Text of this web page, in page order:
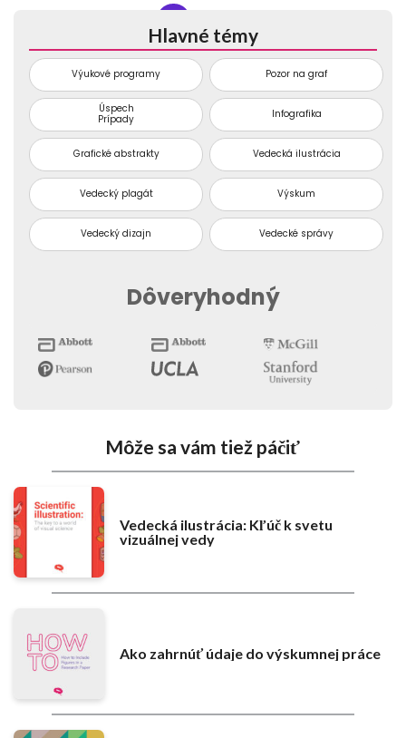
Hlavné témy
Výukové programy Pozor na graf
Úspech
Prípady
Infografika
Grafické abstrakty Vedecká ilustrácia
Vedecký plagát Výskum
Vedecký dizajn Vedecké správy
Dôveryhodný
Môže sa vám tiež páčiť
Vedecká ilustrácia: Kľúč k svetu
vizuálnej vedy
Ako zahrnúť údaje do výskumnej práce